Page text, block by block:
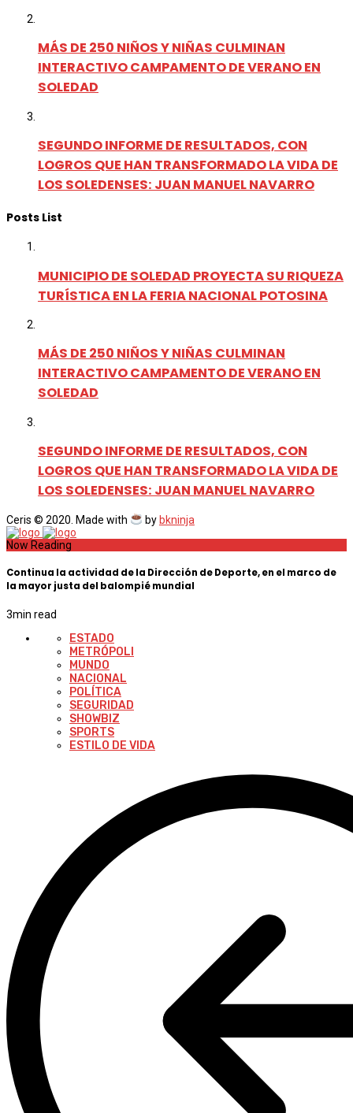
MÁS DE 250 NIÑOS Y NIÑAS CULMINAN
INTERACTIVO CAMPAMENTO DE VERANO EN
SOLEDAD
SEGUNDO INFORME DE RESULTADOS, CON
LOGROS QUE HAN TRANSFORMADO LA VIDA DE
LOS SOLEDENSES: JUAN MANUEL NAVARRO
Posts List
MUNICIPIO DE SOLEDAD PROYECTA SU RIQUEZA
TURÍSTICA EN LA FERIA NACIONAL POTOSINA
MÁS DE 250 NIÑOS Y NIÑAS CULMINAN
INTERACTIVO CAMPAMENTO DE VERANO EN
SOLEDAD
SEGUNDO INFORME DE RESULTADOS, CON
LOGROS QUE HAN TRANSFORMADO LA VIDA DE
LOS SOLEDENSES: JUAN MANUEL NAVARRO
Ceris © 2020. Made with by bkninja
Now Reading
Continua la actividad de la Dirección de Deporte, en el marco de
la mayor justa del balompié mundial
3min read
ESTADO
METRÓPOLI
MUNDO
NACIONAL
POLÍTICA
SEGURIDAD
SHOWBIZ
SPORTS
ESTILO DE VIDA